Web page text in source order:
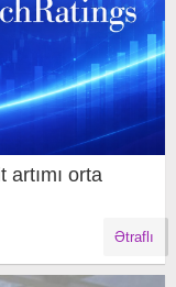
orta
Ətraflı